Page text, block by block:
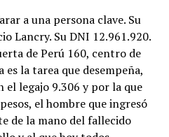
a una persona clave. Su
Lancry. Su DNI 12.961.920.
de Perú 160, centro de
es la tarea que desempeña,
el legajo 9.306 y por la que
el hombre que ingresó
de la mano del fallecido